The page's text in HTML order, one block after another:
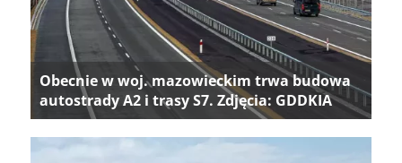
Obecnie w woj. mazowieckim trwa budowa
autostrady A2 i trasy S7. Zdjęcia: GDDKIA